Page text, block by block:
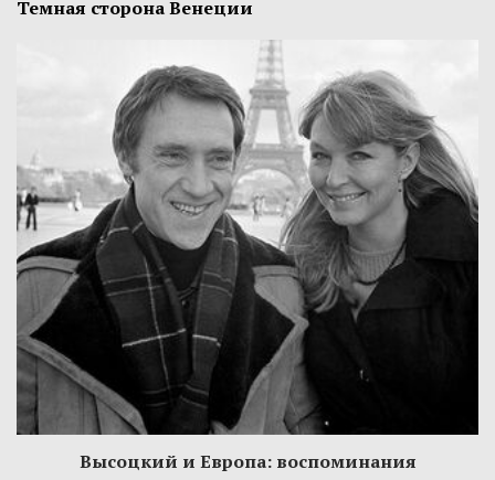
Темная сторона Венеции
Высоцкий и Европа: воспоминания